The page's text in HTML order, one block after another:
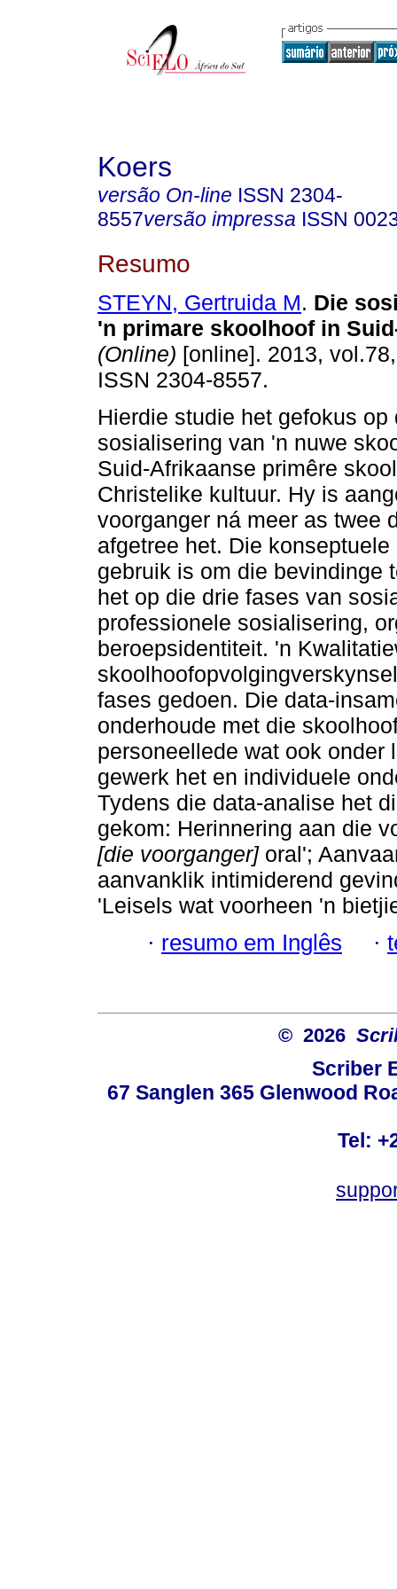
Koers
versão On-line ISSN 2304-
8557versão impressa ISSN
Resumo
STEYN, Gertruida M. Die
'n primare skoolhoof in
(Online) [online]. 2013,
ISSN 2304-8557.
Hierdie studie het gefokus op
sosialisering van 'n nuwe
Suid-Afrikaanse primêre
Christelike kultuur. Hy is
voorganger ná meer as twee
afgetree het. Die
gebruik is om die bevindinge
het op die drie fases van
professionele sosialisering,
beroepsidentiteit. 'n
fases gedoen. Die data-
onderhoude met die
personeellede wat ook
gewerk het en individuele
Tydens die data-analise het
gekom: Herinnering aan die
[die voorganger]oral';
aanvanklik intimiderend
'Leisels wat voorheen 'n
· resumo em Inglês ·
© 2026
Scriber
67 Sanglen 365 Glenwood
Tel: